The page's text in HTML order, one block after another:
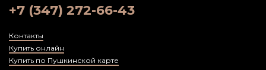
+7 (347) 272-66-43
Контакты
Купить онлайн
Купить по Пушкинской карте